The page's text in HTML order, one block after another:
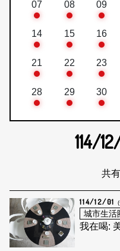
07 08 09
14 15 16
21 22 23
28 29 30
114/
共
114/12/01
城市生活
我在喝: